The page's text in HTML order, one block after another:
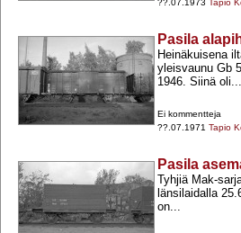
??.07.1973 Tapio
Pasila
Heinäkuisena
yleisvaunu Gb
1946. Siinä oli...
Ei kommentteja
??.07.1971 Tapio
Pasila
Tyhjiä Mak-​
länsilaidalla
on...